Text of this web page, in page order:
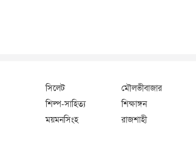
সিলেট মৌলভীবাজার
শিল্প-সাহিত্য শিক্ষাঙ্গন
ময়মনসিংহ রাজশাহী